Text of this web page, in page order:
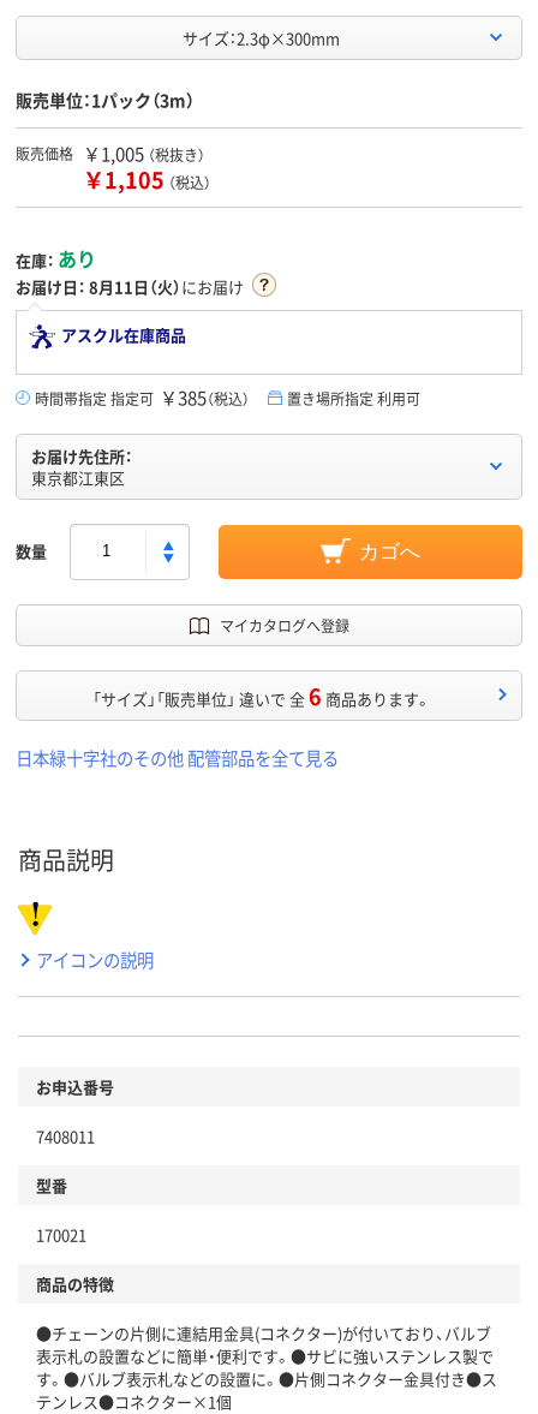
サイズ：2.3φ×300mm
販売単位：1パック（3m）
販売価格 ￥1,005 （税抜き）
￥1,105 （税込）
在庫： あり
お届け日： 8月11日（火）にお届け
アスクル在庫商品
時間帯指定 指定可 ￥385（税込） 置き場所指定 利用可
お届け先住所：
東京都江東区
数量 カゴへ
マイカタログへ登録
「サイズ」「販売単位」 違いで 全6 商品あります。
日本緑十字社のその他 配管部品を全て見る
商品説明
アイコンの説明
お申込番号
7408011
型番
170021
商品の特徴
●チェーンの片側に連結用金具(コネクター)が付いており、バルブ
表示札の設置などに簡単・便利です。●サビに強いステンレス製で
す。●バルブ表示札などの設置に。●片側コネクター金具付き●ス
テンレス●コネクター×1個